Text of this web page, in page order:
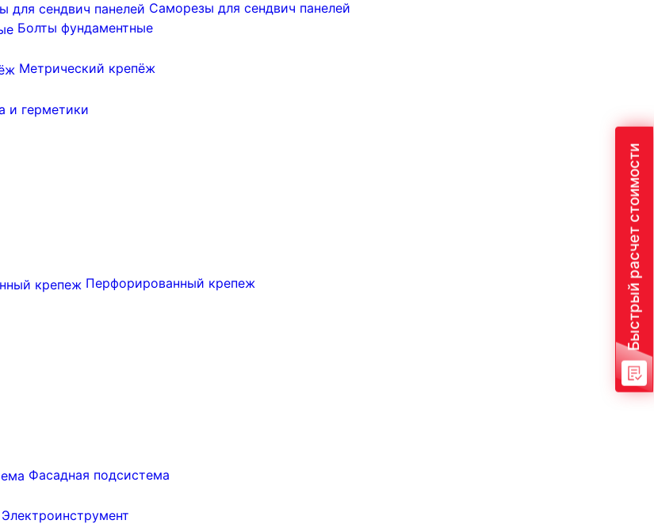
Быстрый расчет стоимости
Саморезы для сендвич панелей
Болты фундаментные
Метрический крепёж
и герметики
Перфорированный крепеж
Фасадная подсистема
Электроинструмент